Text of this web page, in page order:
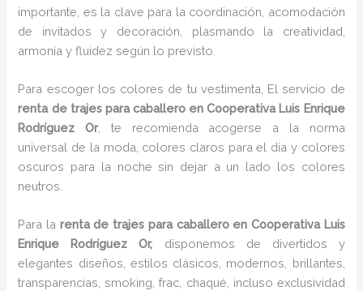
importante, es la clave para la coordinación, acomodación
de invitados y decoración, plasmando la creatividad,
armonía y fluidez según lo previsto.
Para escoger los colores de tu vestimenta, El servicio de
renta de trajes para caballero en Cooperativa Luis Enrique
Rodríguez Or, te recomienda acogerse a la norma
universal de la moda, colores claros para el día y colores
oscuros para la noche sin dejar a un lado los colores
neutros.
Para la renta de trajes para caballero en Cooperativa Luis
Enrique Rodríguez Or, disponemos de
divertidos y
elegantes diseños, estilos clásicos, modernos, brillantes,
transparencias, smoking, frac, chaqué, incluso exclusividad